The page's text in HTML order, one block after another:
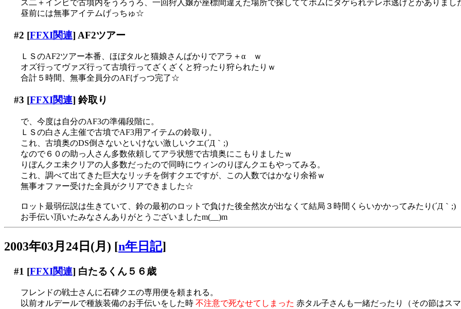
ス二＋インビで古墳内をうろうろ、一回狩人嬢が座標間違えた場所で探しててボムにタゲられテレポ逃げとかありまし
昼前には無事アイテムげっちゅ☆
#2 [FFXI関連] AF2ツアー
ＬＳのAF2ツアー本番、ほぼタルと猫娘さんばかりでアラ＋α ｗ
オズ行ってヴァズ行って古墳行ってざくざくと狩ったり狩られたりｗ
合計５時間、無事全員分のAFげっつ完了☆
#3 [FFXI関連] 鈴取り
で、今度は自分のAF3の準備段階に。
ＬＳの白さん主催で古墳でAF3用アイテムの鈴取り。
これ、古墳奥のDS倒さないといけない激しいクエ(´Д｀;)
なので６０の助っ人さん多数依頼してアラ状態で古墳奥にこもりましたｗ
りぼんクエ未クリアの人多数だったので同時にウィンのりぼんクエもやってみる。
これ、調べて出てきた巨大なリッチを倒すクエですが、この人数ではかなり余裕ｗ
無事オファー受けた全員がクリアできました☆
ロット最弱伝説は生きていて、鈴の最初のロットで負けた後全然次が出なくて結局３時間くらいかかってみたり(´Д｀;)
お手伝い頂いたみなさんありがとうございましたm(__)m
2003年03月24日(月) [n年日記]
#1 [FFXI関連] 白たるくん５６歳
フレンドの戦士さんに石碑クエの専用便を頼まれる。
以前オルデールで種族装備のお手伝いをした時 不注意で死なせてしまった 赤タル子さんも一緒だったり（その節はスマ